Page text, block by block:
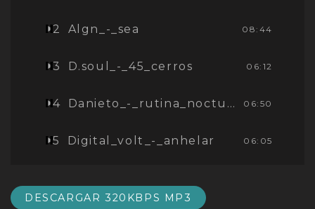
2 Algn_-_sea 08:44
3 D.soul_-_45_cerros 06:12
4 Danieto_-_rutina_nocturna 06:50
5 Digital_volt_-_anhelar 06:05
DESCARGAR 320KBPS MP3